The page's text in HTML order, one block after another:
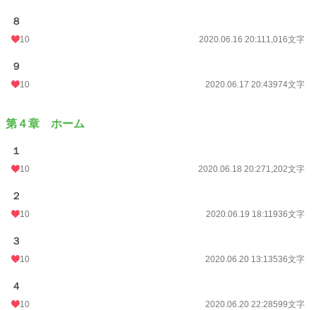
８
10 2020.06.16 20:111,016文字
９
10 2020.06.17 20:43974文字
第４章 ホーム
１
10 2020.06.18 20:271,202文字
２
10 2020.06.19 18:11936文字
３
10 2020.06.20 13:13536文字
４
10 2020.06.20 22:28599文字